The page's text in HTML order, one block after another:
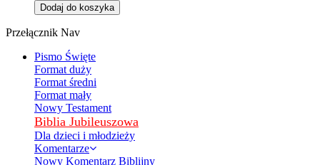
Dodaj do koszyka
Przełącznik Nav
Pismo Święte
Format duży
Format średni
Format mały
Nowy Testament
Biblia Jubileuszowa
Dla dzieci i młodzieży
Komentarze
Nowy Komentarz Biblijny